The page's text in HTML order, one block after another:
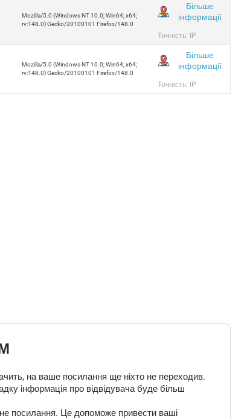
Mozilla/5.0 (Windows NT 10.0; Win64; x64;
rv:148.0) Gecko/20100101 Firefox/148.0
Більше
інформації
Точність: IP
Mozilla/5.0 (Windows NT 10.0; Win64; x64;
rv:148.0) Gecko/20100101 Firefox/148.0
Більше
інформації
Точність: IP
на ваше посилання ще ніхто не переходив.
інформація про відвідувача буде більш
посилання. Це допоможе привести ваші